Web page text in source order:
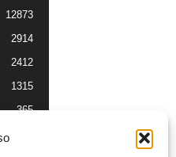
12873
2914
2412
1315
365